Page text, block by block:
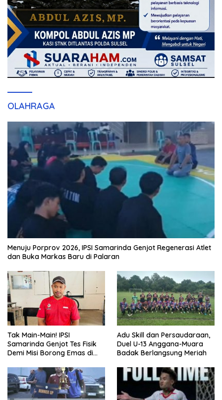
OLAHRAGA
Menuju Porprov 2026, IPSI Samarinda Genjot Regenerasi Atlet
dan Buka Markas Baru di Palaran
Tak Main-Main! IPSI
Samarinda Genjot Tes Fisik
Demi Misi Borong Emas di
Adu Skill dan Persaudaraan,
Duel U-13 Anggana-Muara
Badak Berlangsung Meriah